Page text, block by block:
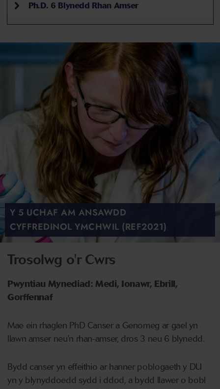
Ph.D. 6 Blynedd Rhan Amser
Y 5 UCHAF AM ANSAWDD
CYFFREDINOL YMCHWIL (REF2021)
Trosolwg o'r Cwrs
Pwyntiau Mynediad: Medi, Ionawr, Ebrill,
Gorffennaf
Mae ein rhaglen PhD Canser a Genomeg ar gael yn
llawn amser neu'n rhan-amser, dros 3 neu 6 blynedd.
Bydd canser yn effeithio ar hanner poblogaeth y DU
yn y blynyddoedd sydd i ddod, a bydd llawer o bobl